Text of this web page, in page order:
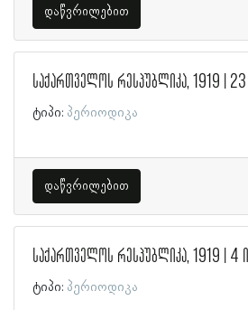
დაწვრილებით
საქართველოს რესპუბლიკა, 1919 |
ტიპი: პერიოდიკა
დაწვრილებით
საქართველოს რესპუბლიკა, 1919 | 4
ტიპი: პერიოდიკა